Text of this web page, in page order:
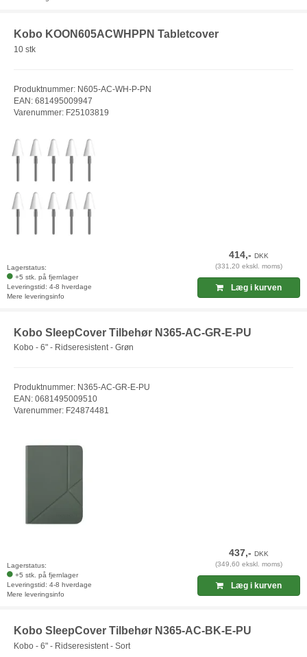
Kobo KOON605ACWHPPN Tabletcover
10 stk
Produktnummer: N605-AC-WH-P-PN
EAN: 681495009947
Varenummer: F25103819
Lagerstatus:
+5 stk. på fjernlager
Leveringstid: 4-8 hverdage
Mere leveringsinfo
414,-DKK
(331,20 ekskl. moms)
Læg i kurven
Kobo SleepCover Tilbehør N365-AC-GR-E-PU
Kobo - 6" - Ridseresistent - Grøn
Produktnummer: N365-AC-GR-E-PU
EAN: 0681495009510
Varenummer: F24874481
Lagerstatus:
+5 stk. på fjernlager
Leveringstid: 4-8 hverdage
Mere leveringsinfo
437,-DKK
(349,60 ekskl. moms)
Læg i kurven
Kobo SleepCover Tilbehør N365-AC-BK-E-PU
Kobo - 6" - Ridseresistent - Sort